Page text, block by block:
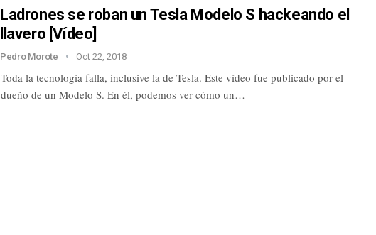
Ladrones se roban un Tesla Modelo S hackeando el
llavero [Vídeo]
Pedro Morote Oct 22, 2018
Toda la tecnología falla, inclusive la de Tesla. Este vídeo fue publicado por el
dueño de un Modelo S. En él, podemos ver cómo un…